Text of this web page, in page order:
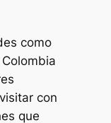
como
con
que